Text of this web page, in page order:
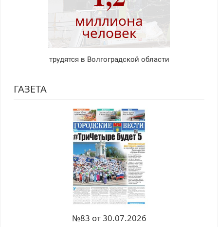
миллиона
человек
трудятся в Волгоградской области
ГАЗЕТА
№83 от 30.07.2026